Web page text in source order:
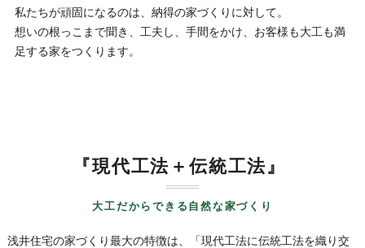
私たちが頑固になるのは、納得の家づくりに対して。
想いの根っこまで聞き、工夫し、手間をかけ、お客様も大工も満
足する家をつくります。
『現代工法＋伝統工法』
大工だからできる自然な家づくり
浅井住宅の家づくり最大の特徴は、「現代工法に伝統工法を織り交